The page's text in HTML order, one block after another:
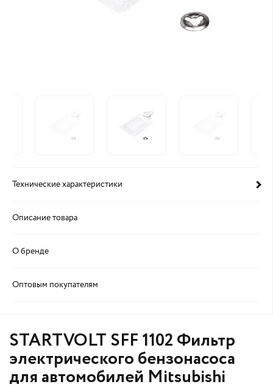
Технические характеристики
Описание товара
О бренде
Оптовым покупателям
STARTVOLT SFF 1102 Фильтр
электрического бензонасоса
для автомобилей Mitsubishi